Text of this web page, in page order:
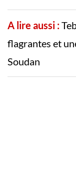
A lire aussi :
flagrantes et
Soudan